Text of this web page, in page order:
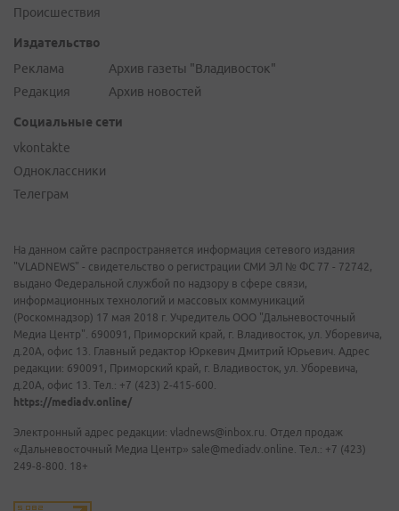
Происшествия
Издательство
Реклама
Редакция
Архив газеты "Владивосток"
Архив новостей
Социальные сети
vkontakte
Одноклассники
Телеграм
На данном сайте распространяется информация сетевого издания
"VLADNEWS" - свидетельство о регистрации СМИ ЭЛ № ФС 77 - 72742,
выдано Федеральной службой по надзору в сфере связи,
информационных технологий и массовых коммуникаций
(Роскомнадзор) 17 мая 2018 г. Учредитель ООО "Дальневосточный
Медиа Центр". 690091, Приморский край, г. Владивосток, ул. Уборевича,
д.20А, офис 13. Главный редактор Юркевич Дмитрий Юрьевич. Адрес
редакции: 690091, Приморский край, г. Владивосток, ул. Уборевича,
д.20А, офис 13. Тел.: +7 (423) 2-415-600.
https://mediadv.online/
Электронный адрес редакции: vladnews@inbox.ru. Отдел продаж
«Дальневосточный Медиа Центр» sale@mediadv.online. Тел.: +7 (423)
249-8-800. 18+